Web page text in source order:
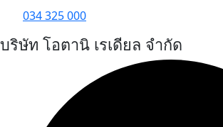
034 325 000
บริษัท โอตานิ เรเดียล จำกัด